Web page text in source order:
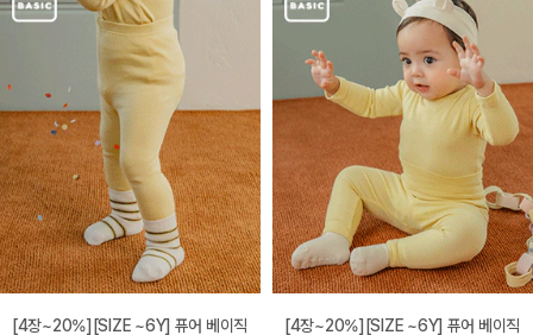
[4장~20%][SIZE ~6Y] 퓨어 베이직
[4장~20%][SIZE ~6Y] 퓨어 베이직